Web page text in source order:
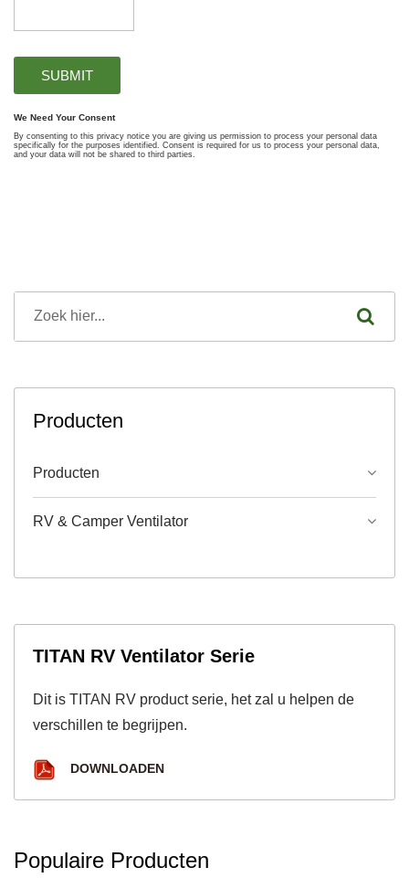
Producten
Producten
RV & Camper Ventilator
TITAN RV Ventilator Serie
Dit is TITAN RV product serie, het zal u helpen de
verschillen te begrijpen.
DOWNLOADEN
Populaire Producten